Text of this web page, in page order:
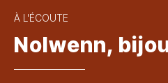
À L'ÉCOUTE
Nolwenn,